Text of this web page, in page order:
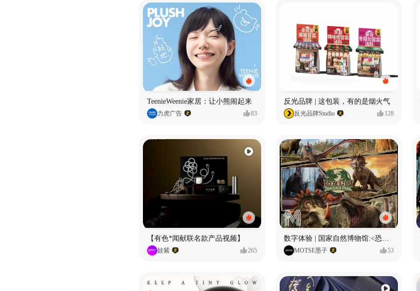
TeenieWeenie家居：让小熊闹起来
力虎广告 83
反光品牌 | 这包装，有的是烟火气
反光品牌Studio 128
【有色*闻献联名款产品视频】
娃紫 265 MOTSE墨子 53